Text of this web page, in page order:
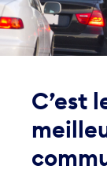
C’est